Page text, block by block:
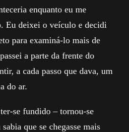
enquanto eu me
Eu deixei o veículo e decidi
para examiná-lo mais de
a parte da frente do
a cada passo que dava, um
do ar.
se fundido – tornou-se
que se chegasse mais